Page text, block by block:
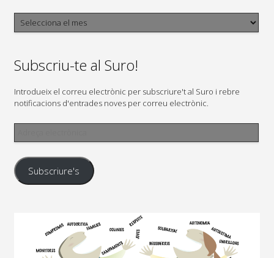
Arxius
Subscriu-te al Suro!
Introdueix el correu electrònic per subscriure't al Suro i rebre
notificacions d'entrades noves per correu electrònic.
Adreça
Subscriure's